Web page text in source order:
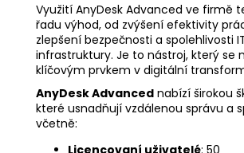
Využití AnyDesk Advanced ve firmě
řadu výhod, od zvýšení efektivity
zlepšení bezpečnosti a spolehlivosti
infrastruktury. Je to nástroj, který se
klíčovým prvkem v digitální
AnyDesk Advanced nabízí širokou
které usnadňují vzdálenou správu a
včetně:
Licencovaní uživatelé: 50